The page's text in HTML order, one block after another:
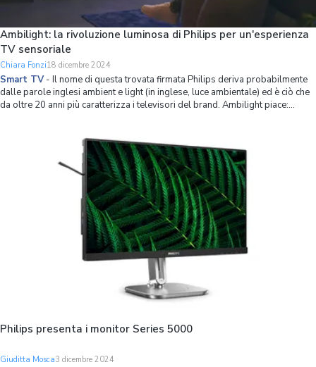
Ambilight: la rivoluzione luminosa di Philips per un'esperienza
TV sensoriale
Chiara Fonzi18 dicembre 2024
Smart TV- Il nome di questa trovata firmata Philips deriva probabilmente
dalle parole inglesi ambient e light (in inglese, luce ambientale) ed è ciò che
da oltre 20 anni più caratterizza i televisori del brand. Ambilight piace:
Philips presenta i monitor Series 5000
Giuditta Mosca3 dicembre 2024